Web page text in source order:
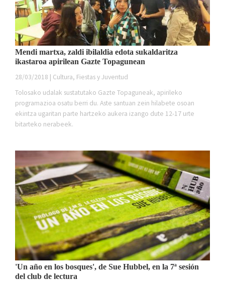
Mendi martxa, zaldi ibilaldia edota sukaldaritza
ikastaroa apirilean Gazte Topagunean
28/03/2018 | Cultura, Fiestas y Juventud
Tolosako udalak sustatutako Gazte Topaguneak, apirileko
programazioa osatu berri du. Aste santuan zein hilabete osoan
ekintza ugaritan parte hartzeko aukera izango dute 12-17 urte
bitarteko nerabeek.
'Un año en los bosques', de Sue Hubbel, en la 7ª sesión
del club de lectura